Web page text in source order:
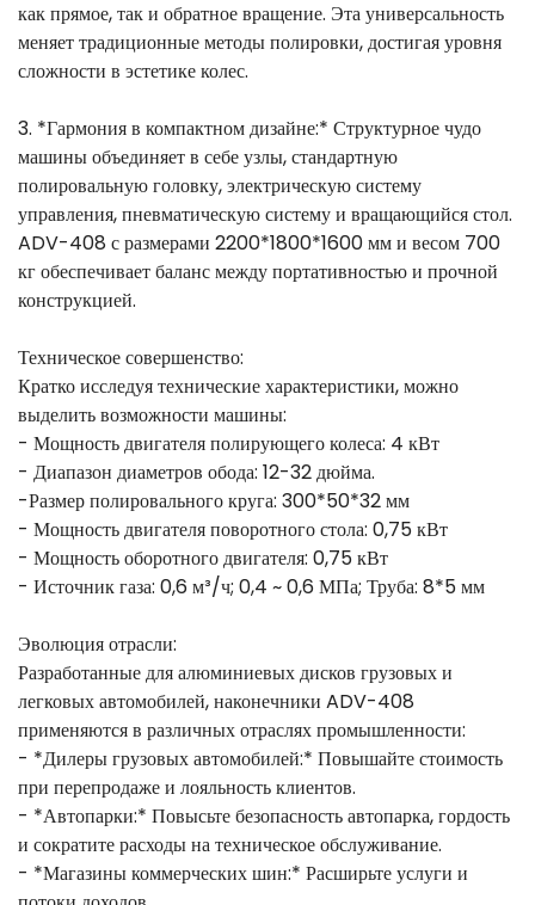
как прямое, так и обратное вращение. Эта универсальность
меняет традиционные методы полировки, достигая уровня
сложности в эстетике колес.
3. *Гармония в компактном дизайне:* Структурное чудо
машины объединяет в себе узлы, стандартную
полировальную головку, электрическую систему
управления, пневматическую систему и вращающийся стол.
ADV-408 с размерами 2200*1800*1600 мм и весом 700
кг обеспечивает баланс между портативностью и прочной
конструкцией.
Техническое совершенство:
Кратко исследуя технические характеристики, можно
выделить возможности машины:
- Мощность двигателя полирующего колеса: 4 кВт
- Диапазон диаметров обода: 12-32 дюйма.
-Размер полировального круга: 300*50*32 мм
- Мощность двигателя поворотного стола: 0,75 кВт
- Мощность оборотного двигателя: 0,75 кВт
- Источник газа: 0,6 м³/ч; 0,4 ~ 0,6 МПа; Труба: 8*5 мм
Эволюция отрасли:
Разработанные для алюминиевых дисков грузовых и
легковых автомобилей, наконечники ADV-408
применяются в различных отраслях промышленности:
- *Дилеры грузовых автомобилей:* Повышайте стоимость
при перепродаже и лояльность клиентов.
- *Автопарки:* Повысьте безопасность автопарка, гордость
и сократите расходы на техническое обслуживание.
- *Магазины коммерческих шин:* Расширьте услуги и